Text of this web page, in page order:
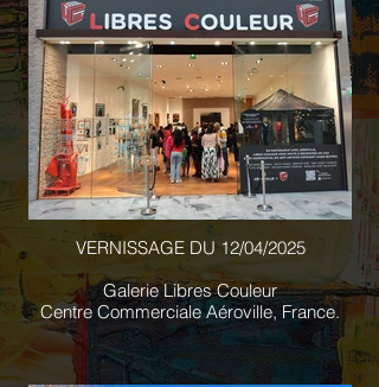
VERNISSAGE DU 12/04/2025
Galerie Libres Couleur
Centre Commerciale Aéroville, France.